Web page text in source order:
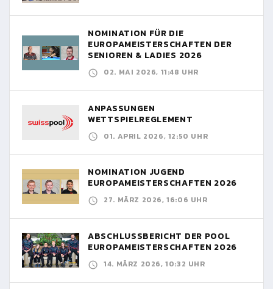
NOMINATION FÜR DIE
EUROPAMEISTERSCHAFTEN DER
SENIOREN & LADIES 2026
02. MAI 2026, 11:48 UHR
ANPASSUNGEN
WETTSPIELREGLEMENT
01. APRIL 2026, 12:50 UHR
NOMINATION JUGEND
EUROPAMEISTERSCHAFTEN 2026
27. MÄRZ 2026, 16:06 UHR
ABSCHLUSSBERICHT DER POOL
EUROPAMEISTERSCHAFTEN 2026
14. MÄRZ 2026, 10:32 UHR